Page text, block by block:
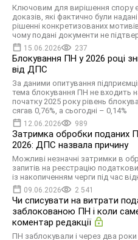
Ключовим для вирішення спору
доказів, які фактично були
рішенні конкретизованих
чому подані документи не
15.06.2026 237
Блокування ПН у 2026 році
від ДПС
За даними опитування
тема блокування ПН не входить
початку 2025 року рівень
сягав 0,76%, а сьогодні – 0,14%
12.06.2026 989
Затримка обробки поданих
2026: ДПС назвала причину
Можливі незначні затримки в
запитів на реєстрацію
із накопиченням черги під час
09.06.2026 2 541
Чи списувати на витрати
заблокованою ПН і коли
коментар редакції
ПН заблокували і через два